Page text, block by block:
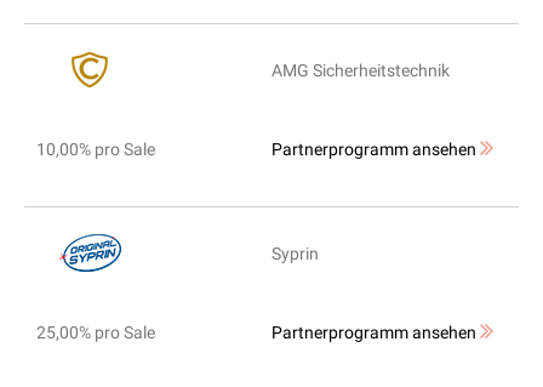
AMG Sicherheitstechnik
10,00% pro Sale Partnerprogramm ansehen
Syprin
25,00% pro Sale Partnerprogramm ansehen